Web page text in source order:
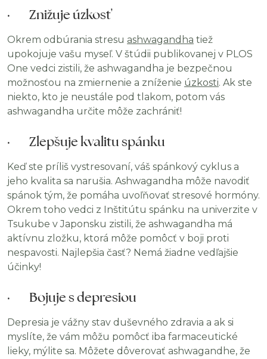
· Znižuje úzkosť
Okrem odbúrania stresu ashwagandha tiež
upokojuje vašu myseľ. V štúdii publikovanej v PLOS
One vedci zistili, že ashwagandha je bezpečnou
možnosťou na zmiernenie a zníženie úzkosti. Ak ste
niekto, kto je neustále pod tlakom, potom vás
ashwagandha určite môže zachrániť!
· Zlepšuje kvalitu spánku
Keď ste príliš vystresovaní, váš spánkový cyklus a
jeho kvalita sa narušia. Ashwagandha môže navodiť
spánok tým, že pomáha uvoľňovať stresové hormóny.
Okrem toho vedci z Inštitútu spánku na univerzite v
Tsukube v Japonsku zistili, že ashwagandha má
aktívnu zložku, ktorá môže pomôcť v boji proti
nespavosti. Najlepšia časť? Nemá žiadne vedľajšie
účinky!
· Bojuje s depresiou
Depresia je vážny stav duševného zdravia a ak si
myslíte, že vám môžu pomôcť iba farmaceutické
lieky, mýlite sa. Môžete dôverovať ashwagandhe, že